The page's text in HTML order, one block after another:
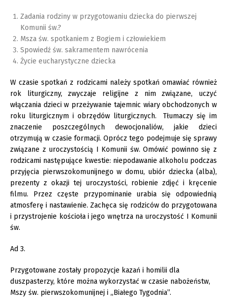
Zadania rodziny w przygotowaniu dziecka do pierwszej
Komunii św.?
Msza św. spotkaniem z Bogiem i człowiekiem
Spowiedź św. sakramentem nawrócenia
Życie eucharystyczne dziecka
W czasie spotkań z rodzicami należy spotkań omawiać również
rok liturgiczny, zwyczaje religijne z nim związane, uczyć
włączania dzieci w przeżywanie tajemnic wiary obchodzonych w
roku liturgicznym i obrzędów liturgicznych. Tłumaczy się im
znaczenie poszczególnych dewocjonaliów, jakie dzieci
otrzymują w czasie formacji. Oprócz tego podejmuje się sprawy
związane z uroczystością I Komunii św. Omówić powinno się z
rodzicami następujące kwestie: niepodawanie alkoholu podczas
przyjęcia pierwszokomunijnego w domu, ubiór dziecka (alba),
prezenty z okazji tej uroczystości, robienie zdjęć i kręcenie
filmu. Przez częste przypominanie urabia się odpowiednią
atmosferę i nastawienie. Zachęca się rodziców do przygotowana
i przystrojenie kościoła i jego wnętrza na uroczystość I Komunii
św.
Ad 3.
Przygotowane zostały propozycje kazań i homilii dla
duszpasterzy, które można wykorzystać w czasie nabożeństw,
Mszy św. pierwszokomunijnej i „Białego Tygodnia”.